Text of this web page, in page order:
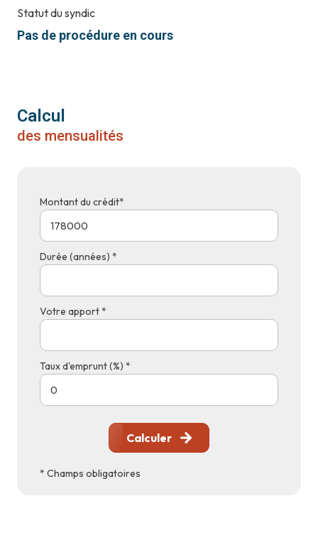
Statut du syndic
Pas de procédure en cours
Calcul
des mensualités
Montant du crédit*
Durée (années) *
Votre apport *
Taux d'emprunt (%) *
Calculer
* Champs obligatoires